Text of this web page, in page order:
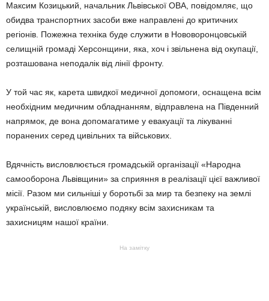
Максим Козицький, начальник Львівської ОВА, повідомляє, що
обидва транспортних засоби вже направлені до критичних
регіонів. Пожежна техніка буде служити в Нововоронцовській
селищній громаді Херсонщини, яка, хоч і звільнена від окупації,
розташована неподалік від лінії фронту.
У той час як, карета швидкої медичної допомоги, оснащена всім
необхідним медичним обладнанням, відправлена на Південний
напрямок, де вона допомагатиме у евакуації та лікуванні
поранених серед цивільних та військових.
Вдячність висловлюється громадській організації «Народна
самооборона Львівщини» за сприяння в реалізації цієї важливої
місії. Разом ми сильніші у боротьбі за мир та безпеку на землі
українській, висловлюємо подяку всім захисникам та
захисницям нашої країни.
На замітку